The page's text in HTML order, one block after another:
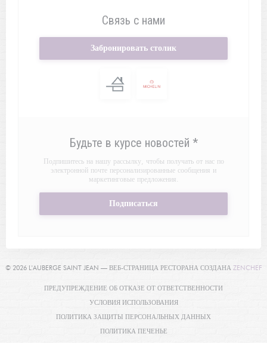
Связь с нами
Забронировать столик
Будьте в курсе новостей *
Подпишитесь на нашу рассылку, чтобы получать от нас по
электронной почте персонализированные сообщения и
маркетинговые предложения.
Подписаться
© 2026 L'AUBERGE SAINT JEAN — ВЕБ-СТРАНИЦА РЕСТОРАНА СОЗДАНА ZENCHEF
ПРЕДУПРЕЖДЕНИЕ ОБ ОТКАЗЕ ОТ ОТВЕТСТВЕННОСТИ
УСЛОВИЯ ИСПОЛЬЗОВАНИЯ((ОТКРЫВАЕТСЯ В НОВОМ
ПОЛИТИКА ЗАЩИТЫ ПЕРСОНАЛЬНЫХ ДАННЫХ
ПОЛИТИКА ПЕЧЕНЬЕ((ОТКРЫВАЕТСЯ В НОВОМ